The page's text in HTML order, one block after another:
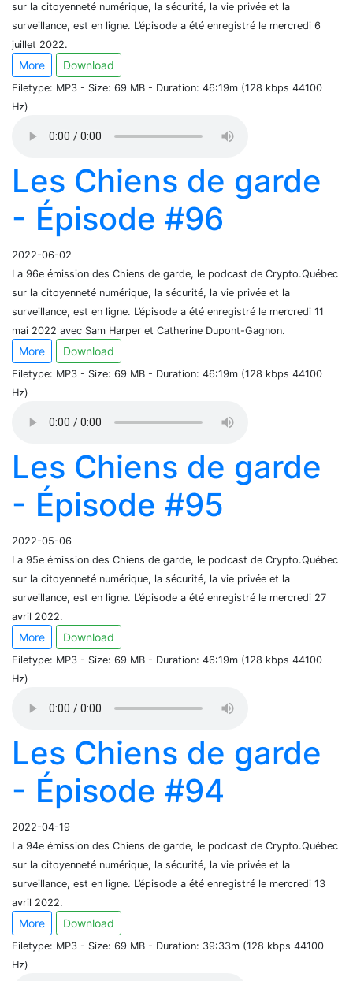
sur la citoyenneté numérique, la sécurité, la vie privée et la
surveillance, est en ligne. L’épisode a été enregistré le mercredi 6
juillet 2022.
More Download
Filetype: MP3 - Size: 69 MB - Duration: 46:19m (128 kbps 44100
Hz)
Les Chiens de garde
- Épisode #96
2022-06-02
La 96e émission des Chiens de garde, le podcast de Crypto.Québec
sur la citoyenneté numérique, la sécurité, la vie privée et la
surveillance, est en ligne. L’épisode a été enregistré le mercredi 11
mai 2022 avec Sam Harper et Catherine Dupont-Gagnon.
More Download
Filetype: MP3 - Size: 69 MB - Duration: 46:19m (128 kbps 44100
Hz)
Les Chiens de garde
- Épisode #95
2022-05-06
La 95e émission des Chiens de garde, le podcast de Crypto.Québec
sur la citoyenneté numérique, la sécurité, la vie privée et la
surveillance, est en ligne. L’épisode a été enregistré le mercredi 27
avril 2022.
More Download
Filetype: MP3 - Size: 69 MB - Duration: 46:19m (128 kbps 44100
Hz)
Les Chiens de garde
- Épisode #94
2022-04-19
La 94e émission des Chiens de garde, le podcast de Crypto.Québec
sur la citoyenneté numérique, la sécurité, la vie privée et la
surveillance, est en ligne. L’épisode a été enregistré le mercredi 13
avril 2022.
More Download
Filetype: MP3 - Size: 69 MB - Duration: 39:33m (128 kbps 44100
Hz)